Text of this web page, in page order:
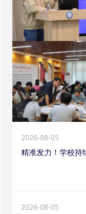
2026-08-05
精准发力！学校持
2026-08-05